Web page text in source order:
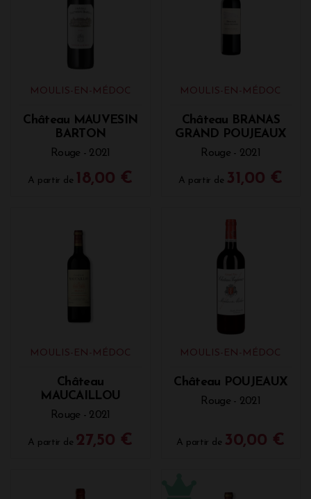
MOULIS-EN-MÉDOC
Château MAUVESIN
BARTON
Rouge - 2021
A partir de 18,00 €
MOULIS-EN-MÉDOC
Château BRANAS
GRAND POUJEAUX
Rouge - 2021
A partir de 31,00 €
MOULIS-EN-MÉDOC
Château
MAUCAILLOU
Rouge - 2021
A partir de 27,50 €
MOULIS-EN-MÉDOC
Château POUJEAUX
Rouge - 2021
A partir de 30,00 €